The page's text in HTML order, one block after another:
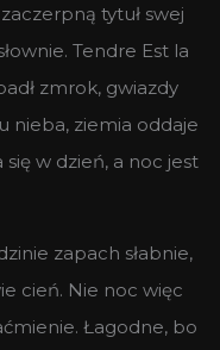
tytuł swej
Tendre Est la
zmrok, gwiazdy
nieba, ziemia oddaje
się w dzień, a noc jest
zapach słabnie,
cień. Nie noc więc
Łagodne, bo